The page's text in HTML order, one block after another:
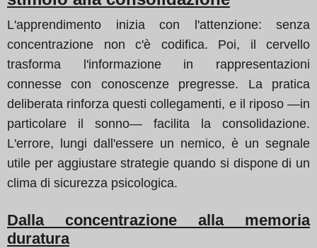
L'apprendimento inizia con l'attenzione: senza
concentrazione non c'è codifica. Poi, il cervello
trasforma l'informazione in rappresentazioni
connesse con conoscenze pregresse. La pratica
deliberata rinforza questi collegamenti, e il riposo —in
particolare il sonno— facilita la consolidazione.
L'errore, lungi dall'essere un nemico, è un segnale
utile per aggiustare strategie quando si dispone di un
clima di sicurezza psicologica.
Dalla concentrazione alla memoria
duratura